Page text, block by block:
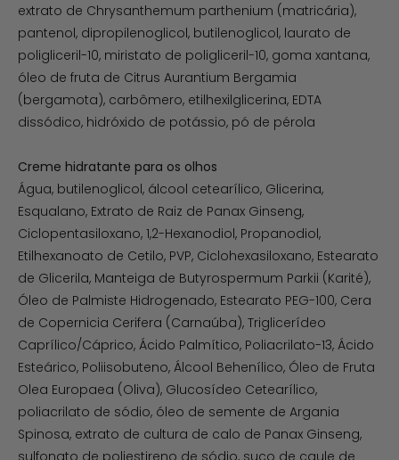
extrato de Chrysanthemum parthenium (matricária),
pantenol, dipropilenoglicol, butilenoglicol, laurato de
poligliceril-10, miristato de poligliceril-10, goma xantana,
óleo de fruta de Citrus Aurantium Bergamia
(bergamota), carbômero, etilhexilglicerina, EDTA
dissódico, hidróxido de potássio, pó de pérola
Creme hidratante para os olhos
Água, butilenoglicol, álcool cetearílico, Glicerina,
Esqualano, Extrato de Raiz de Panax Ginseng,
Ciclopentasiloxano, 1,2-Hexanodiol, Propanodiol,
Etilhexanoato de Cetilo, PVP, Ciclohexasiloxano, Estearato
de Glicerila, Manteiga de Butyrospermum Parkii (Karité),
Óleo de Palmiste Hidrogenado, Estearato PEG-100, Cera
de Copernicia Cerifera (Carnaúba), Triglicerídeo
Caprílico/Cáprico, Ácido Palmítico, Poliacrilato-13, Ácido
Esteárico, Poliisobuteno, Álcool Behenílico, Óleo de Fruta
Olea Europaea (Oliva), Glucosídeo Cetearílico,
poliacrilato de sódio, óleo de semente de Argania
Spinosa, extrato de cultura de calo de Panax Ginseng,
sulfonato de poliestireno de sódio, suco de caule de